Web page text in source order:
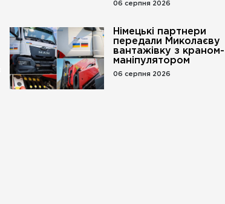
06 серпня 2026
Німецькі партнери
передали Миколаєву
вантажівку з краном-
маніпулятором
06 серпня 2026